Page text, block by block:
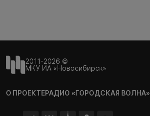
2011-2026 ©
МКУ ИА «Новосибирск»
О ПРОЕКТЕРАДИО «ГОРОДСКАЯ ВОЛНА»